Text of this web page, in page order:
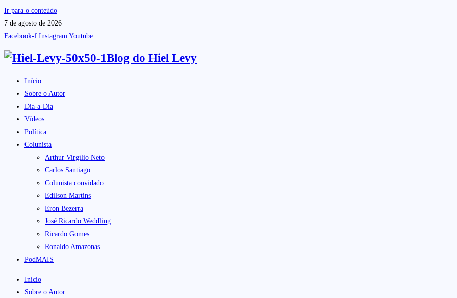
Ir para o conteúdo
7 de agosto de 2026
Facebook-f Instagram Youtube
Blog do Hiel Levy
Início
Sobre o Autor
Dia-a-Dia
Vídeos
Política
Colunista
Arthur Virgílio Neto
Carlos Santiago
Colunista convidado
Edilson Martins
Eron Bezerra
José Ricardo Weddling
Ricardo Gomes
Ronaldo Amazonas
PodMAIS
Início
Sobre o Autor